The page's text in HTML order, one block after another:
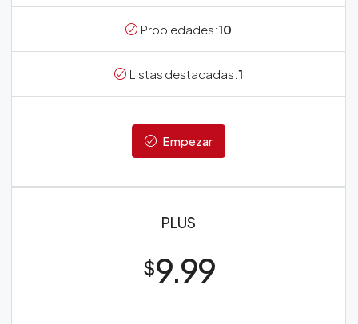
Propiedades:10
Listas destacadas:1
Empezar
PLUS
$9.99